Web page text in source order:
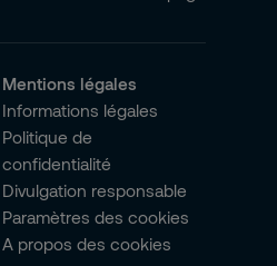
Mentions légales
Informations légales
Politique de
confidentialité
Divulgation responsable
Paramètres des cookies
A propos des cookies